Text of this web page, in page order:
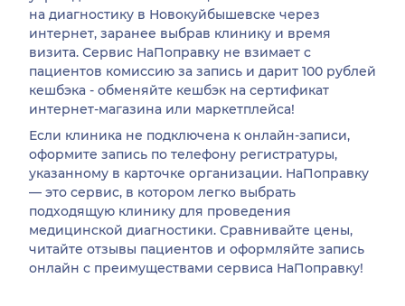
на диагностику в Новокуйбышевске через
интернет, заранее выбрав клинику и время
визита. Сервис НаПоправку не взимает с
пациентов комиссию за запись и дарит 100 рублей
кешбэка - обменяйте кешбэк на сертификат
интернет-магазина или маркетплейса!
Если клиника не подключена к онлайн-записи,
оформите запись по телефону регистратуры,
указанному в карточке организации. НаПоправку
— это сервис, в котором легко выбрать
подходящую клинику для проведения
медицинской диагностики. Сравнивайте цены,
читайте отзывы пациентов и оформляйте запись
онлайн с преимуществами сервиса НаПоправку!